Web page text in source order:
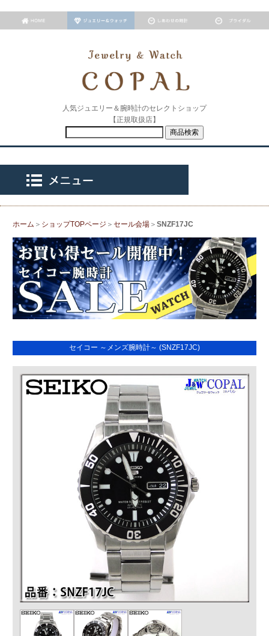
人気ジュエリー＆腕時計のセレクトショップ
【正規取扱店】
ホーム ＞ ショップTOPページ ＞ セール会場＞ SNZF17JC
セイコー ～メンズ腕時計～ (SNZF17JC)